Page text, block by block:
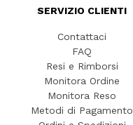
SERVIZIO CLIENTI
Contattaci
FAQ
Resi e Rimborsi
Monitora Ordine
Monitora Reso
Metodi di Pagamento